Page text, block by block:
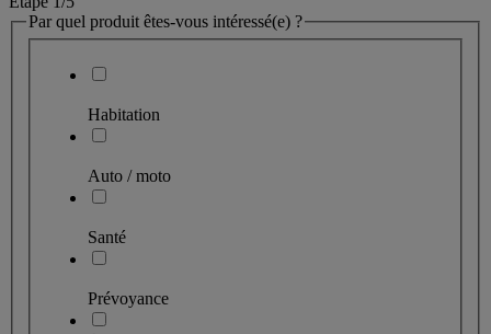
Par quel produit êtes-vous intéressé(e) ?
Habitation
Auto / moto
Santé
Prévoyance